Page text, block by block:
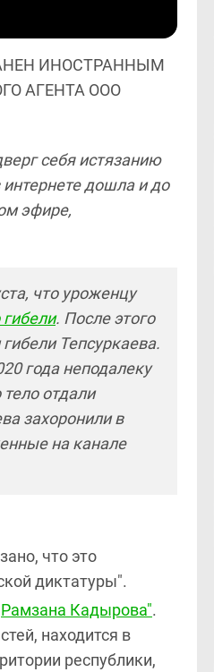
ИНОСТРАННЫМ
АГЕНТА ООО
себя истязанию
дошла и до
эфире,
что уроженцу
гибели. После этого
Тепсуркаева.
года неподалеку
отдали
захоронили в
на канале
что это
диктатуры".
Рамзана Кадырова".
находится в
республики,